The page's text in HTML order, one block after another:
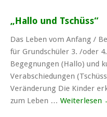
„Hallo und Tschüss“
Das Leben vom Anfang /
für Grundschüler 3. /oder
Begegnungen (Hallo) und
Verabschiedungen
Veränderung Die Kinder
zum Leben … Weiterlesen